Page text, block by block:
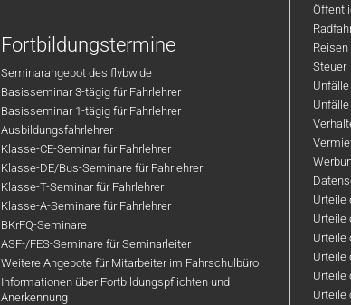
Fortbildungstermine
Seminarangebot des flvbw.de
Basisseminar 3-tägig für Fahrlehrer
Basisseminar 1-tägig für Fahrlehrer
Ausbildungsfahrlehrer
Klasse-CE-Seminar für Fahrlehrer
Klasse-DE/Bus-Seminare für Fahrlehrer
Klasse-T-Seminar für Fahrlehrer
Klasse-A-Seminare für Fahrlehrer
BKrFQ-Seminare
ASF-/FES-Seminare für Seminarleiter
Weitere Angebote für Mitarbeiter im Fahrschulbüro
Informationen über Fortbildungspflichten und
Anerkennung
Reisen
Steuer
Unfälle
Urteile
Urteile
Urteile
Urteile
Urteile
Urteile